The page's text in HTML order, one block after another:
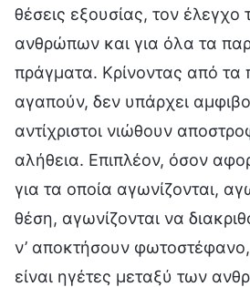
θέσεις εξουσίας, τον
ανθρώπων και για όλα τα
πράγματα. Κρίνοντας από τα
αγαπούν, δεν υπάρχει
αντίχριστοι νιώθουν
αλήθεια. Επιπλέον, όσον
για τα οποία αγωνίζονται,
θέση, αγωνίζονται να
ν’ αποκτήσουν
είναι ηγέτες μεταξύ των